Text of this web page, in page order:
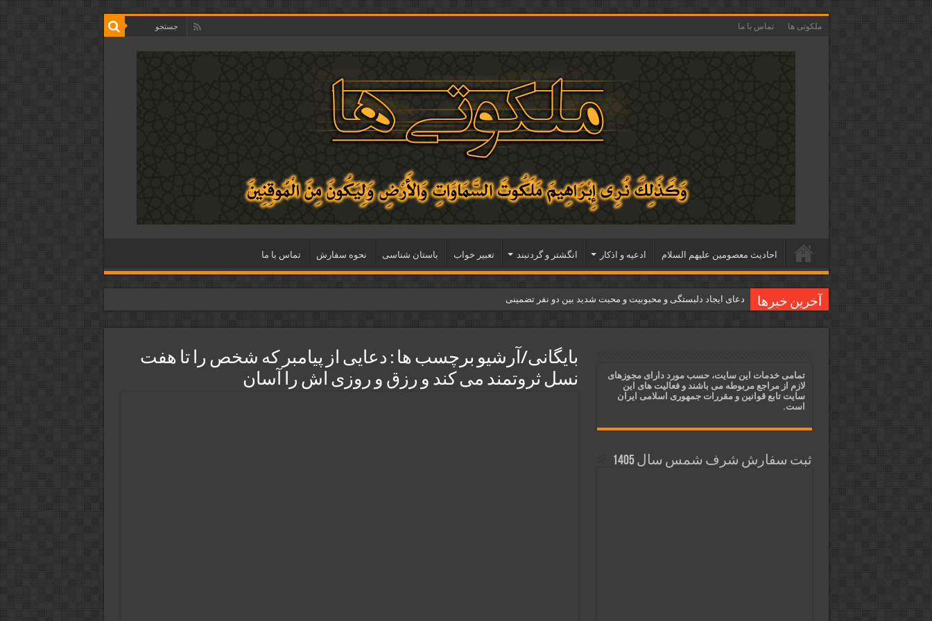
ملکوتی ها تماس با ما
احاديث معصومين عليهم السلام ادعيه و اذكار انگشتر و گردنبند تعبیر خواب باستان شناسی نحوه سفارش تماس با ما
آخرین خبرها دعای ایجاد دلبستگی و محبوبیت و محبت شدید بین دو نفر تضمینی
دعای ایجاد عشق و محبت آتشین در قلب معشوق | متن دعا، روش خواندن
آیات قرآنی برای استجابت دعا و آسان شدن کارها و برآورده شدن حاجت
بایگانی/آرشیو برچسب ها : دعایی از پیامبر که شخص را تا هفت
نسل ثروتمند می کند و رزق و روزی اش را آسان
تمامی خدمات این سایت، حسب مورد دارای مجوزهای
لازم از مراجع مربوطه می باشند و فعالیت های این
سایت تابع قوانین و مقررات جمهوری اسلامی ایران
است.
ثبت سفارش شرف شمس سال 1405